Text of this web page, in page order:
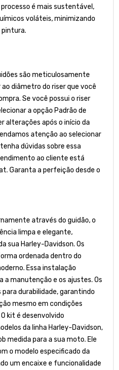
é mais sustentável,
voláteis, minimizando
são meticulosamente
diâmetro do riser que você
Se você possui o riser
a opção Padrão de
alterações após o início da
atenção ao selecionar
dúvidas sobre essa
ao cliente está
Garanta a perfeição desde o
através do guidão, o
limpa e elegante,
sua Harley-Davidson. Os
ordenada dentro do
Essa instalação
manutenção e os ajustes. Os
durabilidade, garantindo
mesmo em condições
kit é desenvolvido
da linha Harley-Davidson,
medida para a sua moto. Ele
o modelo especificado da
um encaixe e funcionalidade